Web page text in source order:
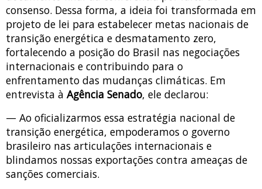
consenso. Dessa forma, a ideia foi transformada em
projeto de lei para estabelecer metas nacionais de
transição energética e desmatamento zero,
fortalecendo a posição do Brasil nas negociações
internacionais e contribuindo para o
enfrentamento das mudanças climáticas. Em
entrevista à Agência Senado, ele declarou:
— Ao oficializarmos essa estratégia nacional de
transição energética, empoderamos o governo
brasileiro nas articulações internacionais e
blindamos nossas exportações contra ameaças de
sanções comerciais.